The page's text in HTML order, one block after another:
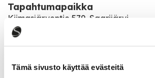
Tämä sivusto käyttää evästeitä
Tapahtumapaikka
Kiimasjärventie 579, Saarijärvi
Pääsymaksu